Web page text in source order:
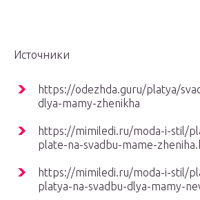
Источники
https://odezhda.guru/platya/
dlya-mamy-zhenikha
https://mimiledi.ru/moda-i-stil/
plate-na-svadbu-mame-
https://mimiledi.ru/moda-i-stil/
platya-na-svadbu-dlya-mamy-